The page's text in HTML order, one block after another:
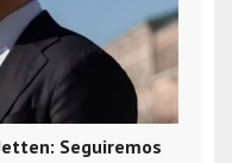
Seguiremos